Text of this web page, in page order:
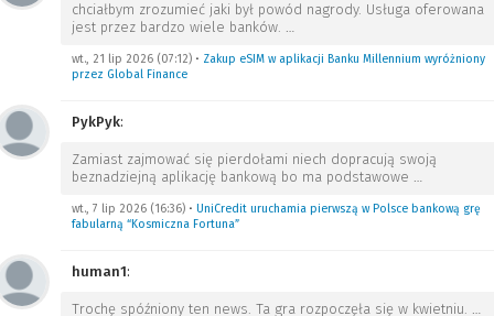
chciałbym zrozumieć jaki był powód nagrody. Usługa oferowana
jest przez bardzo wiele banków. …
wt., 21 lip 2026 (07:12) • Zakup eSIM w aplikacji Banku Millennium wyróżniony
przez Global Finance
PykPyk:
Zamiast zajmować się pierdołami niech dopracują swoją
beznadziejną aplikację bankową bo ma podstawowe …
wt., 7 lip 2026 (16:36) • UniCredit uruchamia pierwszą w Polsce bankową grę
fabularną “Kosmiczna Fortuna”
human1:
Trochę spóźniony ten news. Ta gra rozpoczęła się w kwietniu. …